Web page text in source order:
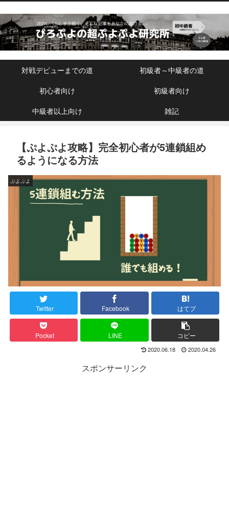
対戦デビューまでの道
初級者～中級者の道
初心者向け
初級者向け
中級者以上向け
雑記
【ぷよぷよ攻略】完全初心者が5連鎖組め
るようになる方法
ぷよぷよ
Twitter Facebook はてブ
Pocket LINE コピー
2020.06.18 2020.04.26
スポンサーリンク